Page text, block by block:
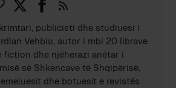
publicisti dhe studiuesi i
Vehbiu, autor i mbi 20 librave
fiction dhe njëherazi anëtar i
së Shkencave të Shqipërisë,
dhe botuesit e revistës